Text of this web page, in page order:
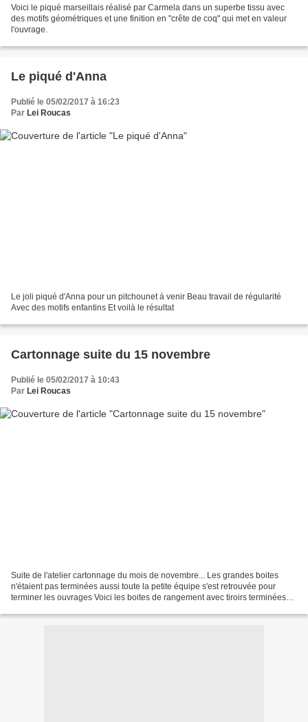
Voici le piqué marseillais réalisé par Carmela dans un superbe tissu avec
des motifs géométriques et une finition en "crête de coq" qui met en valeur
l'ouvrage.
Le piqué d'Anna
Publié le 05/02/2017 à 16:23
Par Lei Roucas
Le joli piqué d'Anna pour un pitchounet à venir Beau travail de régularité
Avec des motifs enfantins Et voilà le résultat
Cartonnage suite du 15 novembre
Publié le 05/02/2017 à 10:43
Par Lei Roucas
Suite de l'atelier cartonnage du mois de novembre... Les grandes boites
n'étaient pas terminées aussi toute la petite équipe s'est retrouvée pour
terminer les ouvrages Voici les boites de rangement avec tiroirs terminées